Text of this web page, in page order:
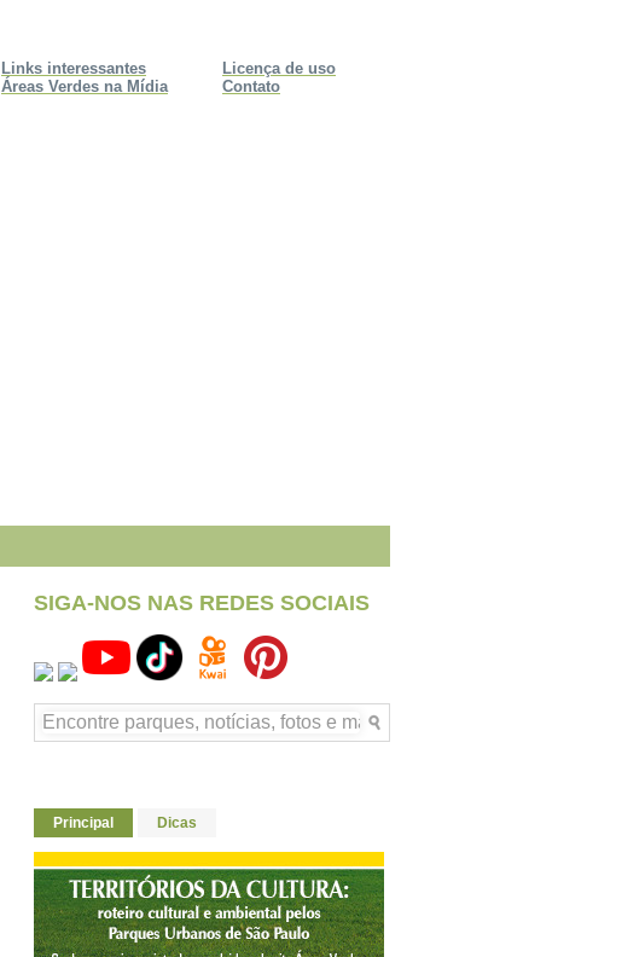
Licença de uso
Contato
Links interessantes
Áreas Verdes na Mídia
SIGA-NOS NAS REDES SOCIAIS
Principal Dicas